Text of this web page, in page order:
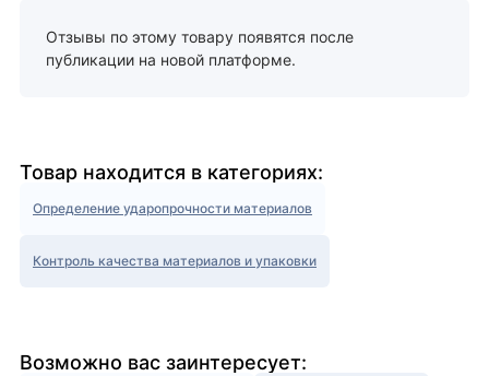
Отзывы по этому товару появятся после
публикации на новой платформе.
Товар находится в категориях:
Определение ударопрочности материалов
Контроль качества материалов и упаковки
Возможно вас заинтересует: